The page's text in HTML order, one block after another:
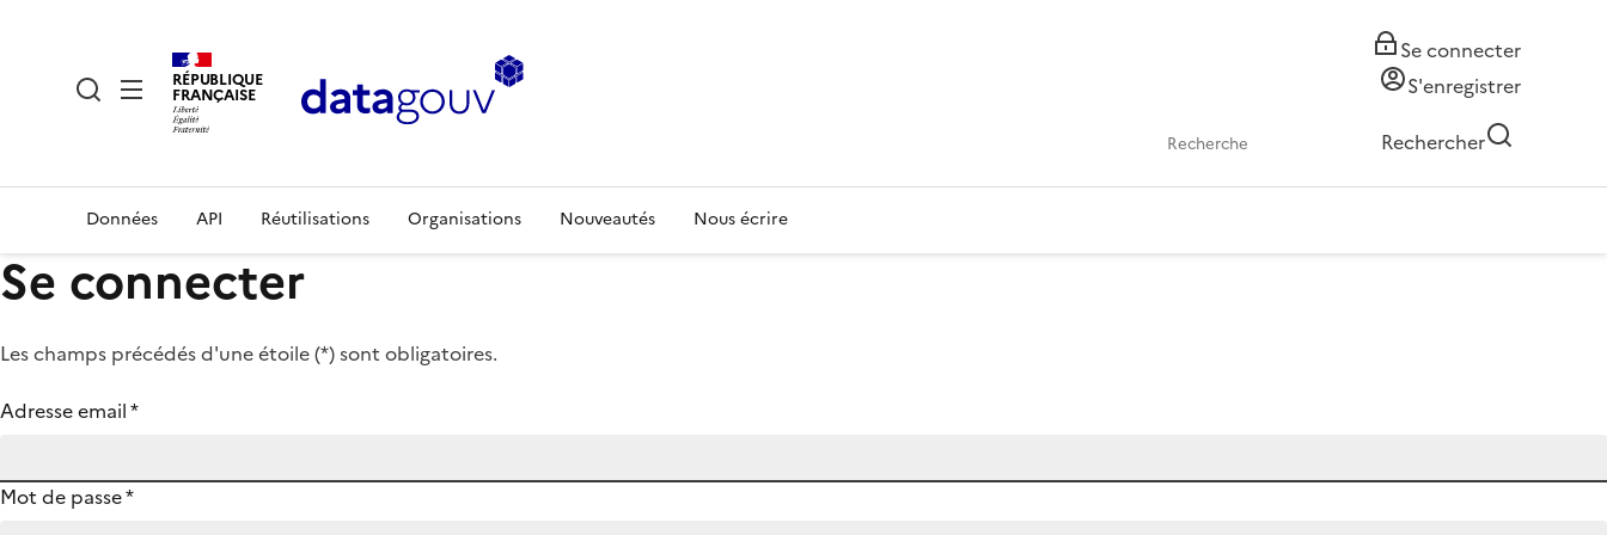
RÉPUBLIQUE
FRANÇAISE
Se connecter
S'enregistrer
Rechercher
Données API Réutilisations Organisations Nouveautés Nous écrire
Se connecter
Les champs précédés d'une étoile (*) sont obligatoires.
Adresse email*
Mot de passe*